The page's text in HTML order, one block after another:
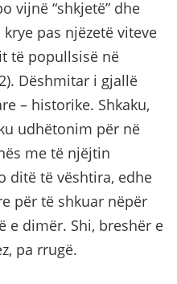
vijnë “shkjetë” dhe
krye pas njëzetë viteve
të popullsisë në
Dëshmitar i gjallë
– historike. Shkaku,
udhëtonim për në
me të njëjtin
ditë të vështira, edhe
për të shkuar nëpër
e dimër. Shi, breshër e
pa rrugë.